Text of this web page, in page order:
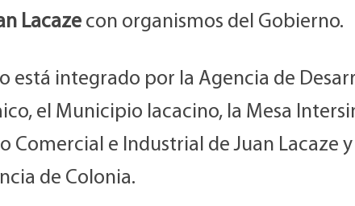
Lacaze con organismos del Gobierno.
está integrado por la Agencia de
el Municipio lacacino, la Mesa
Comercial e Industrial de Juan Lacaze y
de Colonia.